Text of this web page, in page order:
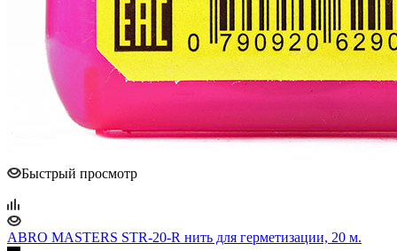
Быстрый просмотр
ABRO MASTERS STR-20-R нить для герметизации, 20 м.